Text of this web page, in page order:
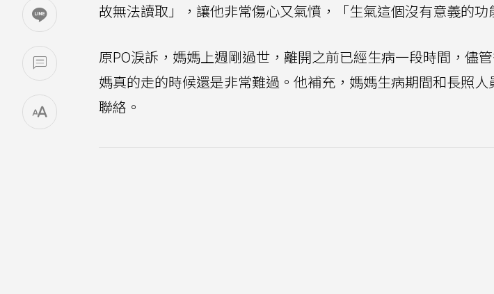
故無法讀取」，讓他非常傷心又氣憤，「生氣這個沒有意義的功
原PO淚訴，媽媽上週剛過世，離開之前已經生病一段時間，儘
媽真的走的時候還是非常難過。他補充，媽媽生病期間和長照人
聯絡。